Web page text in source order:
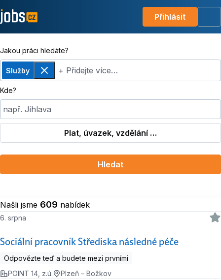
Přihlásit
Jakou práci hledáte?
Služby
Odebrat+ Přidejte více…
Kde?
např. Jihlava
Plat, úvazek, vzdělání …
Hledat
Našli jsme 609 nabídek
Sociální pracovník Střediska následné péče
6. srpna
Odpovězte teď a budete mezi prvními
POINT 14, z.ú.
Plzeň – Božkov